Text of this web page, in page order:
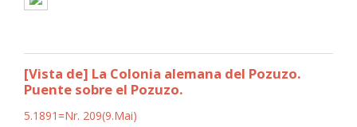
[Vista de] La Colonia alemana del Pozuzo.
Puente sobre el Pozuzo.
5.1891=Nr. 209(9.Mai)